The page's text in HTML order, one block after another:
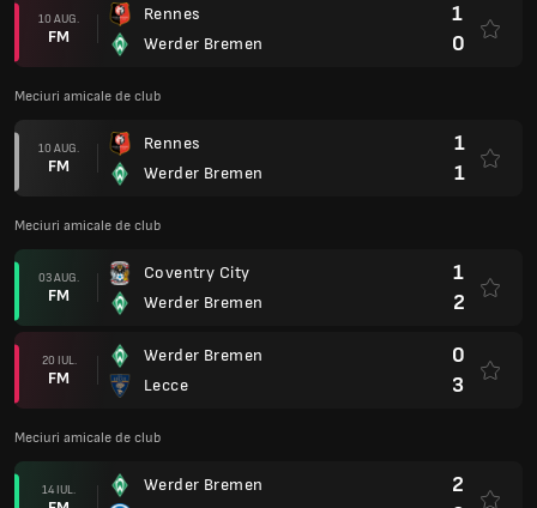
10 AUG.
FM
Rennes
Werder Bremen
1
0
Meciuri amicale de club
10 AUG.
FM
Rennes
Werder Bremen
1
1
Meciuri amicale de club
03 AUG.
FM
Coventry City
Werder Bremen
1
2
20 IUL.
FM
Werder Bremen
Lecce
0
3
Meciuri amicale de club
14 IUL.
Werder Bremen
2